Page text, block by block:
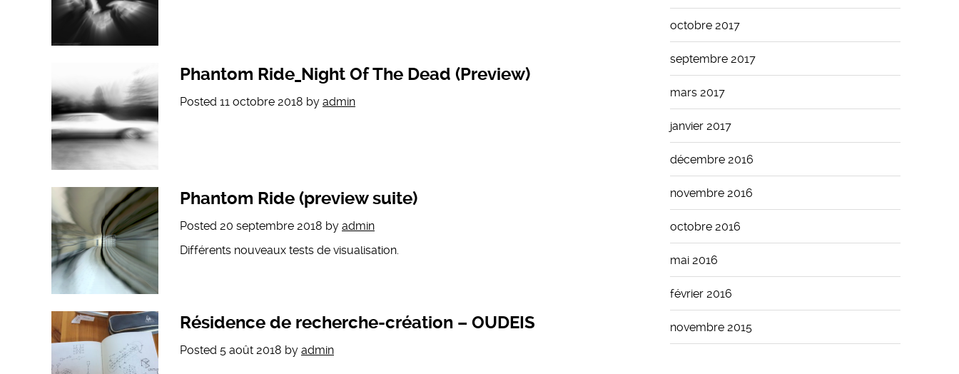
Phantom Ride_Night Of The Dead (Preview)
Posted 11 octobre 2018 by admin
Phantom Ride (preview suite)
Posted 20 septembre 2018 by admin
Différents nouveaux tests de visualisation.
Résidence de recherche-création – OUDEIS
Posted 5 août 2018 by admin
octobre 2017
septembre 2017
mars 2017
janvier 2017
décembre 2016
novembre 2016
octobre 2016
mai 2016
février 2016
novembre 2015